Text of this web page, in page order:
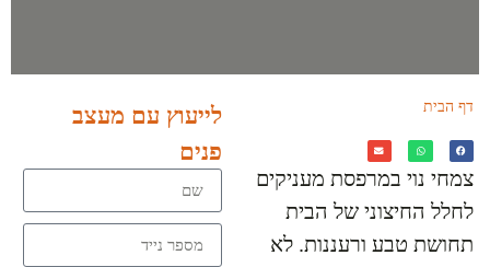
דף הבית
צמחי נוי במרפסת מעניקים
לחלל החיצוני של הבית
תחושת טבע ורעננות. לא
לייעוץ עם מעצב
פנים